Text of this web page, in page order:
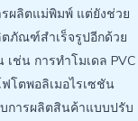
ผลิตแม่พิมพ์ แต่ยังช่วย
ภัณฑ์สำเร็จรูปอีกด้วย
ช่น การทำโมเดล PVC
โตพอลิเมอไรเซชัน
การผลิตสินค้าแบบปรับ